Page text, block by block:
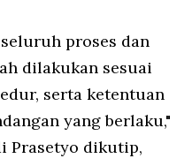
proses dan
dilakukan sesuai
serta ketentuan
yang berlaku,"
Prasetyo dikutip,